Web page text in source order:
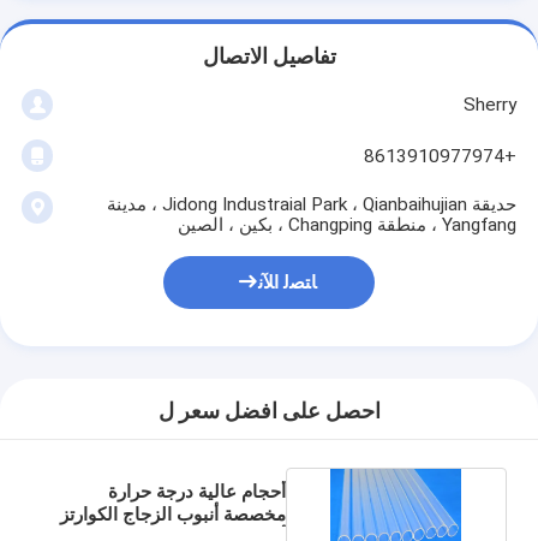
تفاصيل الاتصال
Sherry
+8613910977974
حديقة Jidong Industraial Park ، Qianbaihujian ، مدينة
Yangfang ، منطقة Changping ، بكين ، الصين
ﺎﺘﺼﻟ ﺍﻶﻧ
احصل على افضل سعر ل
أحجام عالية درجة حرارة
مخصصة أنبوب الزجاج الكوارتز